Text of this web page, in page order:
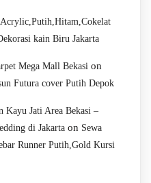
kain Biru Jakarta
Mega Mall Bekasi on
Futura cover Putih Depok
Kayu Jati Area Bekasi –
di Jakarta on Sewa
Runner Putih,Gold Kursi